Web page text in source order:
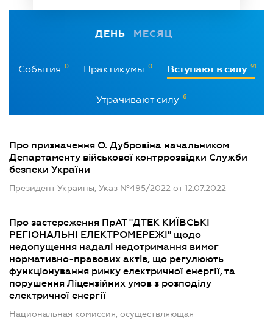
ДЕНЬ МЕСЯЦ
События 0 Практикумы 0 Вступают в силу 91
Утрачивают силу 6
Про призначення О. Дубровіна начальником
Департаменту військової контррозвідки Служби
безпеки України
Президент Украины, Указ №495/2022 от 12.07.2022
Про застереження ПрАТ "ДТЕК КИЇВСЬКІ
РЕГІОНАЛЬНІ ЕЛЕКТРОМЕРЕЖІ" щодо
недопущення надалі недотримання вимог
нормативно-правових актів, що регулюють
функціонування ринку електричної енергії, та
порушення Ліцензійних умов з розподілу
електричної енергії
Национальная комиссия, осуществляющая